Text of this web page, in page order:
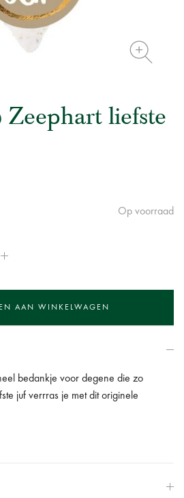
Zeephart liefste
Op voorraad
bedankje voor degene die zo
juf verrras je met dit originele